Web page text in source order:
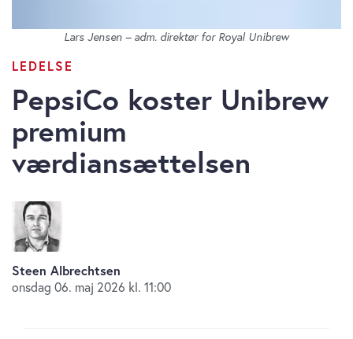
LEDELSE
PepsiCo koster Unibrew
premium
værdiansættelsen
Steen Albrechtsen
onsdag 06. maj 2026 kl. 11:00
Lars Jensen – adm. direktør for Royal Unibrew